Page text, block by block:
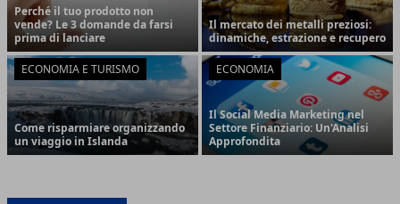
Perché il tuo prodotto non
vende? Le 3 domande da farsi
prima di lanciare
Il mercato dei metalli preziosi:
dinamiche, estrazione e recupero
ECONOMIA E TURISMO
Come risparmiare organizzando
un viaggio in Islanda
ECONOMIA
Il Social Media Marketing nel
Settore Finanziario: Un'Analisi
Approfondita